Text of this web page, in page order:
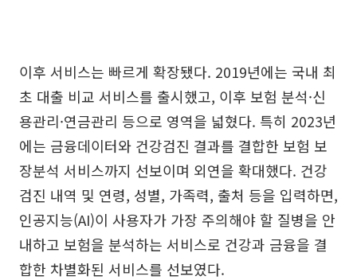
이후 서비스는 빠르게 확장됐다. 2019년에는 국내 최
초 대출 비교 서비스를 출시했고, 이후 보험 분석·신
용관리·연금관리 등으로 영역을 넓혔다. 특히 2023년
에는 금융데이터와 건강검진 결과를 결합한 보험 보
장분석 서비스까지 선보이며 외연을 확대했다. 건강
검진 내역 및 연령, 성별, 가족력, 출처 등을 입력하면,
인공지능(AI)이 사용자가 가장 주의해야 할 질병을 안
내하고 보험을 분석하는 서비스로 건강과 금융을 결
합한 차별화된 서비스를 선보였다.